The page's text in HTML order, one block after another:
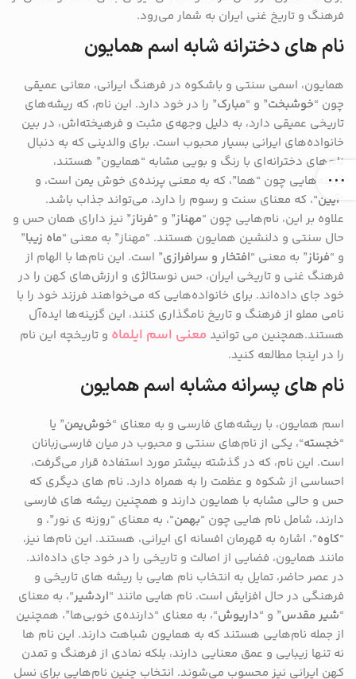
فرهنگ و تاریخ غنی ایران به شمار می‌رود.
نام های دخترانه شابه اسم همایون
همایون، اسمی سنتی و باشکوه در فرهنگ ایرانی، معانی عمیقی
چون “خوشبخت” و “مبارک” را در خود دارد. این نام، که ریشه‌های
تاریخی عمیقی دارد، به دلیل وجهه‌ی مثبت و فرهیخته‌اش، در بین
خانواده‌های ایرانی بسیار محبوب است. برای والدینی که به دنبال
نام‌های دخترانه‌ای با رنگ و بویی مشابه “همایون” هستند،
گزینه‌هایی چون “هما”، که به معنی پرنده‌ی خوش یمن است، و
آیین“، که معنای سنت و رسوم را دارد، می‌تواند جذاب باشد.
علاوه بر این، نام‌هایی چون “مهناز” و “فرناز” نیز دارای همان حس و
حال سنتی و دلنشین همایون هستند. “مهناز” به معنی “ماه زیبا”
و “فرناز” به معنی “افتخار و سرافرازی” است. این نام‌ها با الهام از
فرهنگ غنی و تاریخی ایران، حس نوستالژی و ارزش‌های کهن را در
خود جای داده‌اند. برای خانواده‌هایی که می‌خواهند فرزند خود را با
نامی مملو از فرهنگ و تاریخ نامگذاری کنند، این گزینه‌ها ایده‌آل
هستند.همچنین می توانید معنی اسم ایلماه و تاریخچه این نام
را در اینجا مطالعه کنید.
نام های پسرانه مشابه اسم همایون
اسم همایون، با ریشه‌های فارسی و به معنای “خوش‌یمن” یا
“خجسته“، یکی از نام‌های سنتی و محبوب در میان فارسی‌زبانان
است. این نام، که در گذشته بیشتر مورد استفاده قرار می‌گرفت،
احساسی از شکوه و عظمت را به همراه دارد. نام‌ های دیگری که
حس و حالی مشابه با همایون دارند و همچنین ریشه ‌های فارسی
دارند، شامل نام‌ هایی چون “بهمن“، به معنای “روزنه‌ ی نور”، و
“کاوه“، اشاره به قهرمان افسانه ‌ای ایرانی، هستند. این نام‌ها نیز،
مانند همایون، فضایی از اصالت و تاریخی را در خود جای داده‌اند.
در عصر حاضر، تمایل به انتخاب نام‌ هایی با ریشه ‌های تاریخی و
فرهنگی در حال افزایش است. نام‌ هایی مانند “اردشیر“، به معنای
“شیر مقدس” و “داریوش“، به معنای “دارنده‌ی خوبی‌ها”، همچنین
از جمله نام‌هایی هستند که به همایون شباهت دارند. این نام‌ ها
نه تنها زیبایی و عمق معنایی دارند، بلکه نمادی از فرهنگ و تمدن
کهن ایرانی نیز محسوب می‌شوند. انتخاب چنین نام‌هایی برای نسل